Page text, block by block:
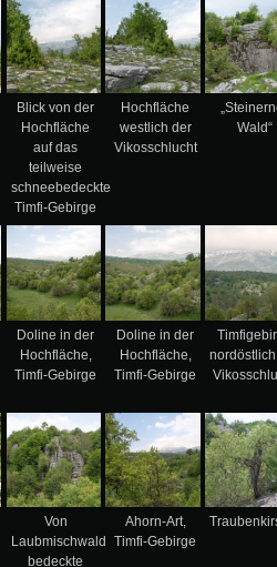
Blick von der
Hochfläche
auf das
teilweise
schneebedeckte
Timfi-Gebirge
Hochfläche
westlich der
Vikosschlucht
Wald“
Doline in der
Hochfläche,
Timfi-Gebirge
Doline in der
Hochfläche,
Timfi-Gebirge
Von
Laubmischwald
bedeckte
Ahorn-Art,
Timfi-Gebirge